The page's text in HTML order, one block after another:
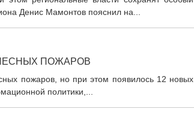
Денис Мамонтов пояснил на...
ПОЖАРОВ
пожаров, но при этом появилось 12 новых
политики,...